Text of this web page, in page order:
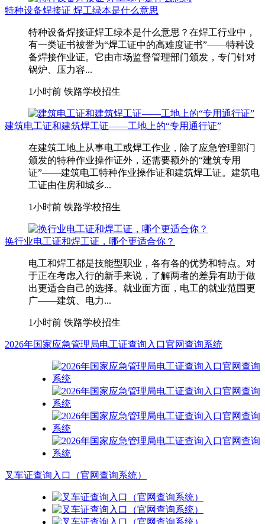
特种设备焊接证 焊工绿本是什么意思
特种设备焊接证焊工绿本是什么意思？在焊工行业中，
有一类证书被誉为“焊工证中的高难度证书”——特种设
备焊接作业证。它由市场监督管理部门颁发，专门针对
锅炉、压力容...
1小时前 铁路学校招生
建筑电工证和建筑焊工证——工地上的“专用通行证”
在建筑工地上从事电工或焊工作业，除了应急管理部门
颁发的特种作业操作证外，还需要额外的“建筑专用
证”——建筑电工特种作业操作证和建筑焊工证。建筑电
工证由住房和城乡...
1小时前 铁路学校招生
换行业电工证和焊工证，哪个更适合你？
电工和焊工都是技能型职业，各有各的优势和特点。对
于正在考虑入行的新手来说，了解两者的差异有助于做
出更适合自己的选择。就业面方面，电工的就业范围更
广——建筑、电力...
1小时前 铁路学校招生
2026年国家应急管理局电工证查询入口官网查询系统
叉车证查询入口（官网查询系统）